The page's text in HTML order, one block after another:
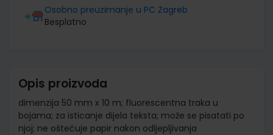
Osobno preuzimanje u PC Zagreb
Besplatno
Opis proizvoda
dimenzija 50 mm x 10 m; fluorescentna traka u
bojama; za isticanje dijela teksta; može se pisatati po
njoj; ne oštećuje papir nakon odljepljivanja